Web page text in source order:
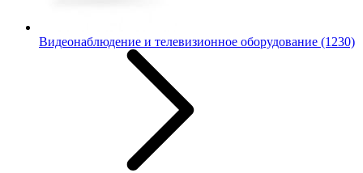
Видеонаблюдение и телевизионное оборудование (1230)